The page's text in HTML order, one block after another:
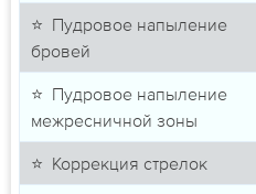
⭐ Пудровое напыление
бровей
⭐ Пудровое напыление
межресничной зоны
⭐ Коррекция стрелок